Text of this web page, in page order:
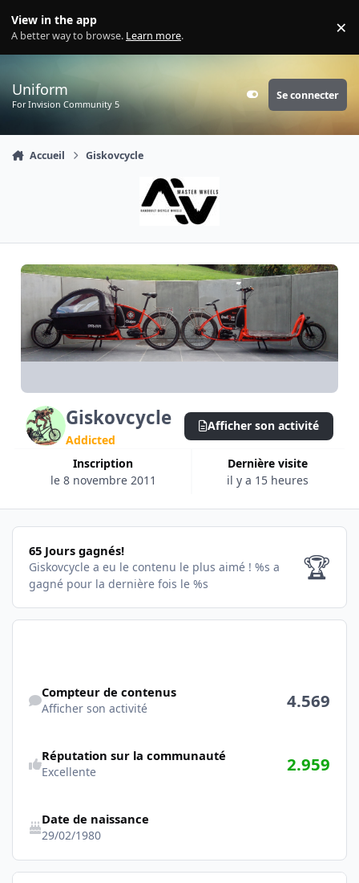
View in the app
A better way to browse. Learn more. ×
Uniform
For Invision Community 5 Customizer
Se connecter
Accueil Giskovcycle
Giskovcycle
Addicted
Inscription
le 8 novembre 2011
Dernière visite
il y a 15 heures
Afficher son activité
65 Jours gagnés!
65 Jours gagnés!
Giskovcycle a eu le contenu le plus aimé ! %s a
gagné pour la dernière fois le %s
🏆
Compteur de contenus
Afficher son activité 4.569
Réputation sur la communauté
Excellente 2.959
Date de naissance
29/02/1980